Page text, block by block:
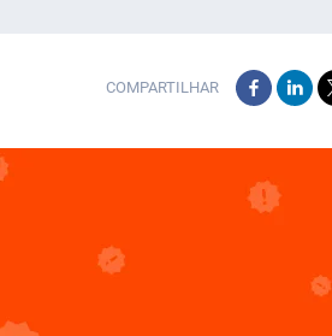
COMPARTILHAR